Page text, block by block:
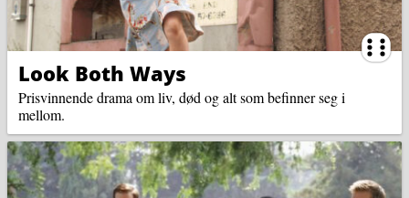
Look Both Ways
Prisvinnende drama om liv, død og alt som befinner seg i
mellom.